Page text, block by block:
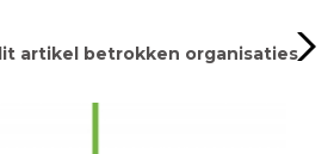
artikel betrokken organisaties